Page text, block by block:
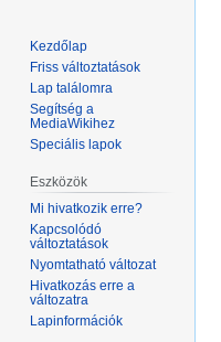
Kezdőlap
Friss változtatások
Lap találomra
Segítség a
MediaWikihez
Speciális lapok
Eszközök
Mi hivatkozik erre?
Kapcsolódó
változtatások
Nyomtatható változat
Hivatkozás erre a
változatra
Lapinformációk